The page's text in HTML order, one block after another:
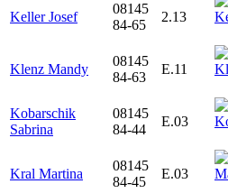
Keller Josef
08145
84-65
2.13
Klenz Mandy
08145
84-63
E.11
Kobarschik
Sabrina
08145
84-44
E.03
Kral Martina
08145
84-45
E.03